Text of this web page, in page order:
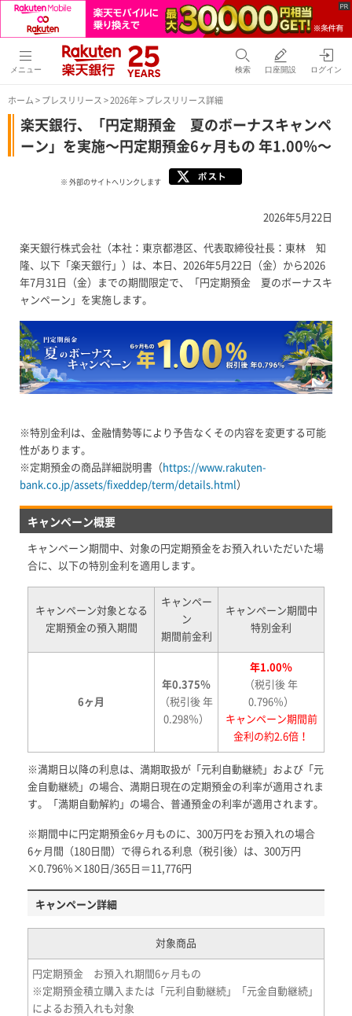
メニュー 検索 口座開設 ログイン
ホーム>プレスリリース>2026年> プレスリリース詳細
楽天銀行、「円定期預金 夏のボーナスキャンペ
ーン」を実施～円定期預金6ヶ月もの 年1.00％～
※ 外部のサイトへリンクします
2026年5月22日
楽天銀行株式会社（本社：東京都港区、代表取締役社長：東林 知
隆、以下「楽天銀行」）は、本日、2026年5月22日（金）から2026
年7月31日（金）までの期間限定で、「円定期預金 夏のボーナスキ
ャンペーン」を実施します。
※特別金利は、金融情勢等により予告なくその内容を変更する可能
性があります。
※定期預金の商品詳細説明書（https://www.rakuten-
bank.co.jp/assets/fixeddep/term/details.html）
キャンペーン概要
キャンペーン期間中、対象の円定期預金をお預入れいただいた場
合に、以下の特別金利を適用します。
キャンペーン対象となる
定期預金の預入期間
キャンペー
ン
期間前金利
キャンペーン期間中
特別金利
6ヶ月
年0.375％
（税引後 年
0.298％）
年1.00％
（税引後 年
0.796％）
キャンペーン期間前
金利の約2.6倍！
※満期日以降の利息は、満期取扱が「元利自動継続」および「元
金自動継続」の場合、満期日現在の定期預金の利率が適用されま
す。「満期自動解約」の場合、普通預金の利率が適用されます。
※期間中に円定期預金6ヶ月ものに、300万円をお預入れの場合
6ヶ月間（180日間）で得られる利息（税引後）は、300万円
×0.796％×180日/365日＝11,776円
キャンペーン詳細
対象商品
円定期預金 お預入れ期間6ヶ月もの
※定期預金積立購入または「元利自動継続」「元金自動継続」
によるお預入れも対象